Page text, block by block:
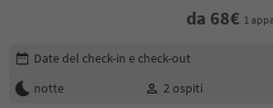
da 68€ 1
Modifica i dettagli della prenotazione
Date del check-in e check-out
notte
2 ospiti